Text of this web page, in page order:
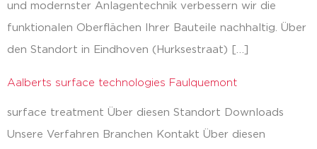
und modernster Anlagentechnik verbessern wir die
funktionalen Oberflächen Ihrer Bauteile nachhaltig. Über
den Standort in Eindhoven (Hurksestraat) […]
Aalberts surface technologies Faulquemont
surface treatment Über diesen Standort Downloads
Unsere Verfahren Branchen Kontakt Über diesen